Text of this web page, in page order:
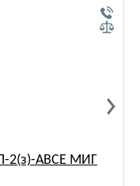
2(з)-АВСЕ МИГ